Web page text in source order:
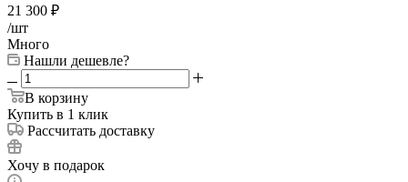
21 300 ₽
/шт
Много
Нашли дешевле?
В корзину
Купить в 1 клик
Рассчитать доставку
Хочу в подарок